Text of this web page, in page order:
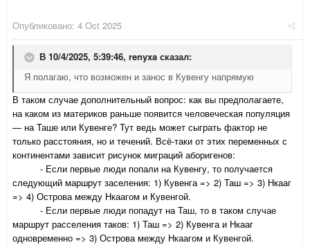
Опубликовано: 4 Oct 2025
В 10/4/2025, 5:39:46, renyxa сказал:
Я полагаю, что возможен и занос в Кувенгу напрямую
В таком случае дополнительный вопрос: как вы предполагаете,
на каком из материков раньше появится человеческая популяция
— на Таше или Кувенге? Тут ведь может сыграть фактор не
только расстояния, но и течений. Всё-таки от этих переменных с
континентами зависит рисунок миграций аборигенов:
- Если первые люди попали на Кувенгу, то получается
следующий маршрут заселения: 1) Кувенга => 2) Таш => 3) Нкааг
=> 4) Острова между Нкаагом и Кувенгой.
- Если первые люди попадут на Таш, то в таком случае
маршрут расселения таков: 1) Таш => 2) Кувенга и Нкааг
одновременно => 3) Острова между Нкаагом и Кувенгой.